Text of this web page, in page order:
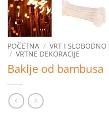
POČETNA / VRT I SLOBODNO
/ VRTNE DEKORACIJE
Baklje od bambusa